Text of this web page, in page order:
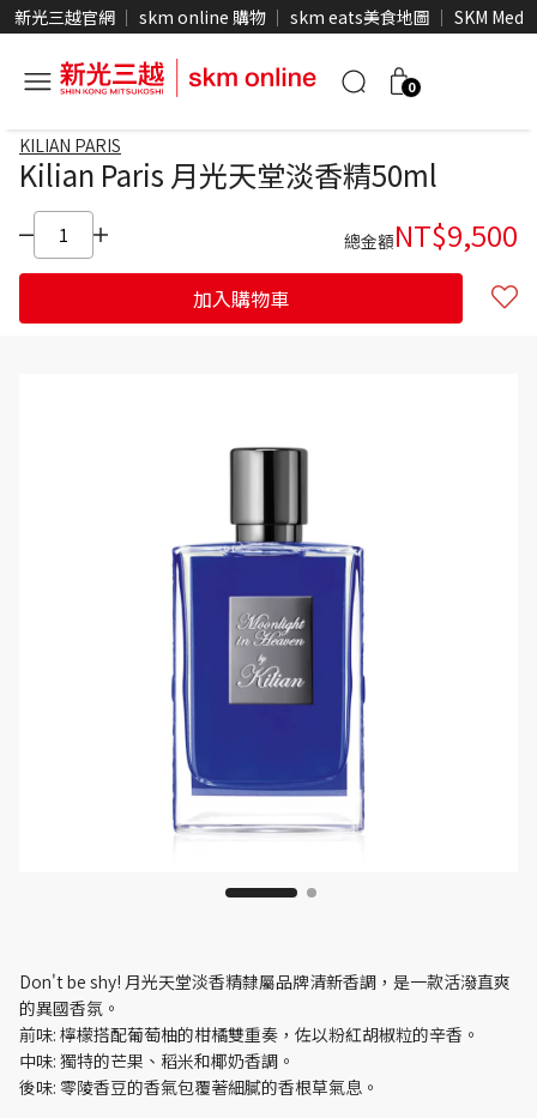
新光三越官網 skm online 購物 skm eats美食地圖 SKM Media
0
KILIAN PARIS
Kilian Paris 月光天堂淡香精50ml
總金額NT$9,500
加入購物車
Don't be shy! 月光天堂淡香精隸屬品牌清新香調，是一款活潑直爽
的異國香氛。
前味: 檸檬搭配葡萄柚的柑橘雙重奏，佐以粉紅胡椒粒的辛香。
中味: 獨特的芒果、稻米和椰奶香調。
後味: 零陵香豆的香氣包覆著細膩的香根草氣息。